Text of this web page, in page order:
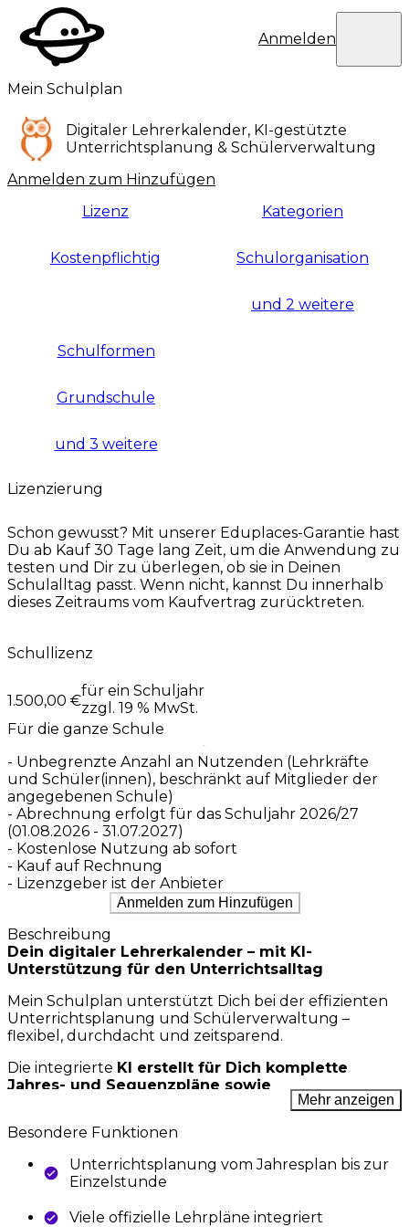
Eduplaces
Anmelden
Mein Schulplan
Digitaler Lehrerkalender, KI-gestützte
Unterrichtsplanung & Schülerverwaltung
Anmelden zum Hinzufügen
Lizenz
Kostenpflichtig
Kategorien
Schulorganisation
und 2 weitere
Schulformen
Grundschule
und 3 weitere
Lizenzierung
Schon gewusst? Mit unserer Eduplaces-Garantie hast
Du ab Kauf 30 Tage lang Zeit, um die Anwendung zu
testen und Dir zu überlegen, ob sie in Deinen
Schulalltag passt. Wenn nicht, kannst Du innerhalb
dieses Zeitraums vom Kaufvertrag zurücktreten.
Schullizenz
1.500,00 €
für ein Schuljahr
zzgl. 19 % MwSt.
Für die ganze Schule
- Unbegrenzte Anzahl an Nutzenden (Lehrkräfte
und Schüler(innen), beschränkt auf Mitglieder der
angegebenen Schule)
- Abrechnung erfolgt für das Schuljahr 2026/27
(01.08.2026 - 31.07.2027)
- Kostenlose Nutzung ab sofort
- Kauf auf Rechnung
- Lizenzgeber ist der Anbieter
Anmelden zum Hinzufügen
Beschreibung
Dein digitaler Lehrerkalender – mit KI-
Unterstützung für den Unterrichtsalltag
Mein Schulplan unterstützt Dich bei der effizienten
Unterrichtsplanung und Schülerverwaltung –
flexibel, durchdacht und zeitsparend.
Die integrierte KI erstellt für Dich komplette
Jahres- und Sequenzpläne sowie
– abgestimmt auf Deine Fächer
Lernbereiche und Kompetenzen aus den
offiziellen Lehrplänen
verknüpft. Du sparst Zeit
und erhältst fundierte, strukturelle Planungshilfen.
mit Kolleg*innen und passe Deine Planung flexibel
Mehr anzeigen
Besondere Funktionen
Unterrichtsplanung vom Jahresplan bis zur
Einzelstunde
Viele offizielle Lehrpläne integriert